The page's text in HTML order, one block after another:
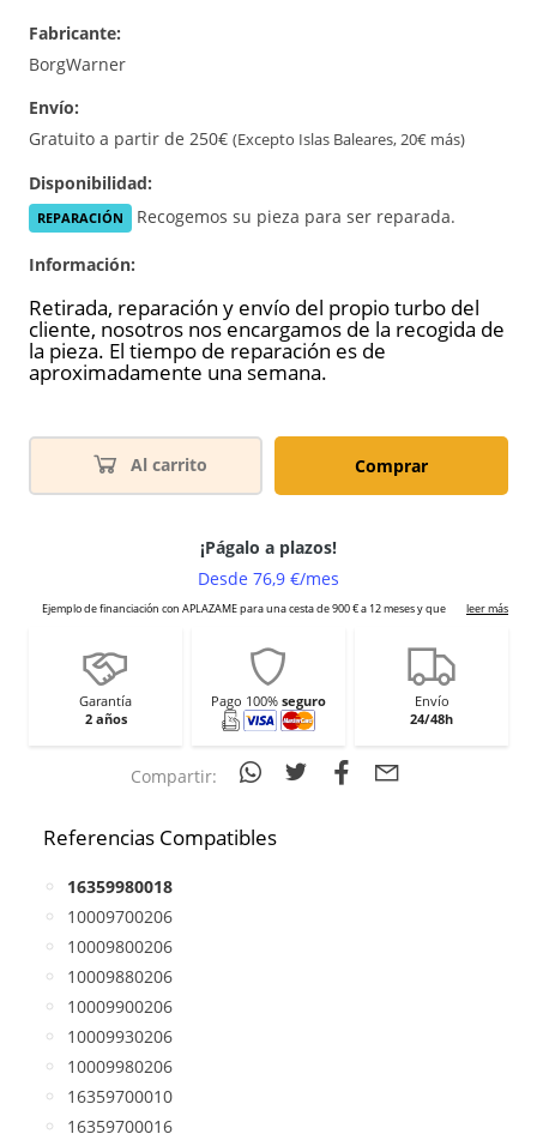
Fabricante:
BorgWarner
Envío:
Gratuito a partir de 250€ (Excepto Islas Baleares, 20€ más)
Disponibilidad:
REPARACIÓN Recogemos su pieza para ser reparada.
Información:
Retirada, reparación y envío del propio turbo del
cliente, nosotros nos encargamos de la recogida de
la pieza. El tiempo de reparación es de
aproximadamente una semana.
Al carrito Comprar
Garantía
2 años
Pago 100% seguro
Envío
24/48h
Compartir:
Referencias Compatibles
16359980018
10009700206
10009800206
10009880206
10009900206
10009930206
10009980206
16359700010
16359700016